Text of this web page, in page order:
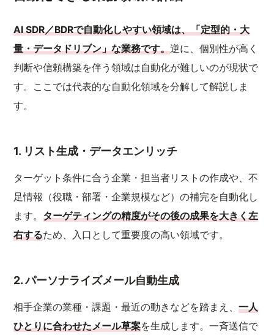
AI SDR／BDRで自動化しやすい領域は、「定型的・大
量・データドリブン」な業務です。逆に、個別性が高く
判断や信頼構築を伴う領域は自動化が難しいのが現状で
す。ここでは代表的な自動化領域を分解して解説しま
す。
1. リスト生成・データエンリッチ
ターゲット条件に合う企業・担当者リストの作成や、不
足情報（役職・部署・企業規模など）の補完を自動化し
ます。ターゲティングの精度がその後の成果を大きく左
右するため、入口として重要度の高い領域です。
2. パーソナライズメール自動生成
相手企業の業種・課題・最近の動きなどを踏まえ、一人
ひとりに合わせたメール草案を生成します。一斉送信で